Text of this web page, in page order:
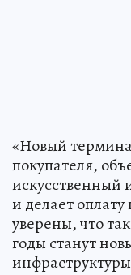
«Новый
покупателя,
искусственный
и делает
уверены, что
годы станут